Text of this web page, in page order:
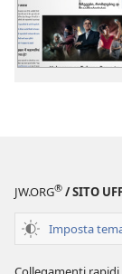
JW.ORG® / SITO
Imposta